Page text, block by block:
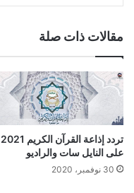
مقالات ذات صلة
تردد إذاعة القرآن الكريم 2021
على النايل سات والراديو
30 نوفمبر، 2020